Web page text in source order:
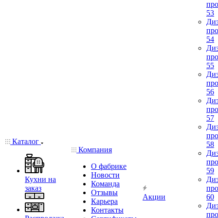
Каталог
Кухни на
заказ
Компания
О фабрике
Новости
Команда
Отзывы
Карьера
Контакты
Акции
53
54
55
56
57
58
59
60